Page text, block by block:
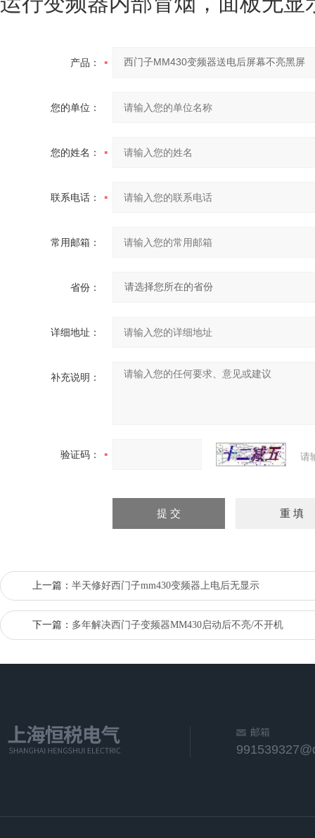
产品：
您的单位：
您的姓名：
联系电话：
常用邮箱：
省份：
详细地址：
补充说明：
验证码： 请
上一篇： 半天修好西门子mm430变频器上电后无显示
下一篇： 多年解决西门子变频器MM430启动后不亮/不开机
邮箱